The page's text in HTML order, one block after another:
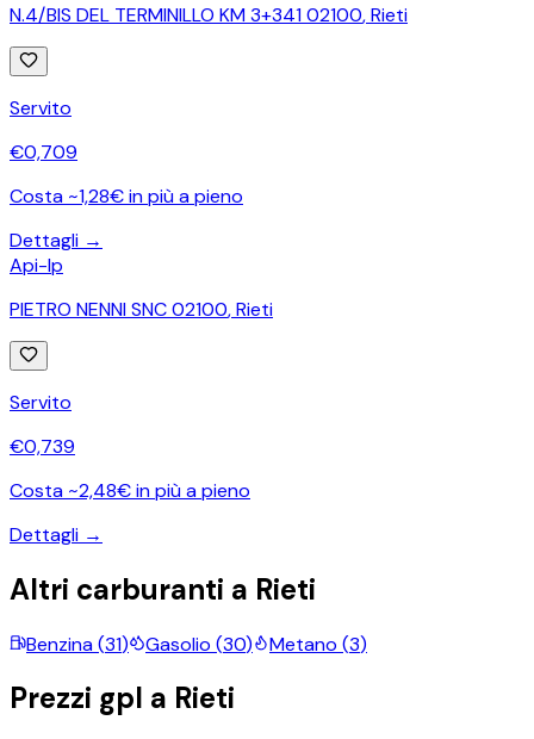
N.4/BIS DEL TERMINILLO KM 3+341 02100,Rieti
Servito
€0,709
Costa ~1,28€ in più a pieno
Dettagli →
Api-Ip
PIETRO NENNI SNC 02100,Rieti
Servito
€0,739
Costa ~2,48€ in più a pieno
Dettagli →
Altri carburanti a Rieti
Benzina(31) Gasolio (30) Metano (3)
Prezzi gpl a Rieti